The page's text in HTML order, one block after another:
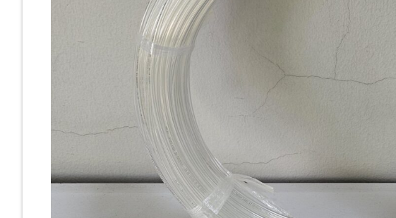
Cast Iron (เหล็กหล่อ)